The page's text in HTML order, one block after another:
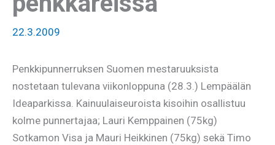
22.3.2009
Penkkipunnerruksen Suomen mestaruuksista
nostetaan tulevana viikonloppuna (28.3.) Lempäälän
Ideaparkissa. Kainuulaiseuroista kisoihin osallistuu
kolme punnertajaa; Lauri Kemppainen (75kg)
Sotkamon Visa ja Mauri Heikkinen (75kg) sekä Timo